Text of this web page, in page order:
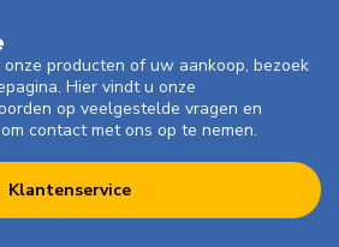
producten of uw aankoop, bezoek
Hier vindt u onze
op veelgestelde vragen en
contact met ons op te nemen.
Klantenservice